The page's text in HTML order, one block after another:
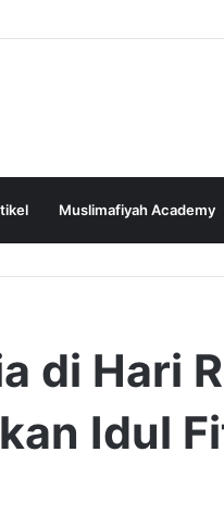
Muslimafiyah Academy
di Hari
Idul